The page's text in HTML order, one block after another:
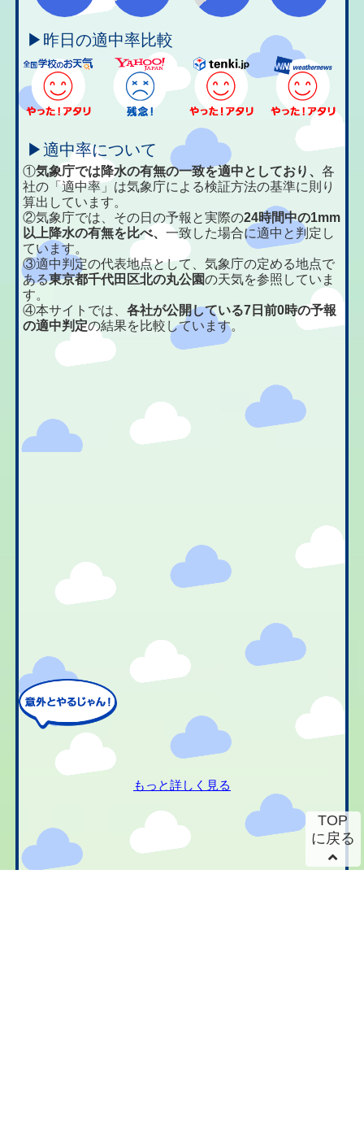
▶昨日の適中率比較
▶適中率について
①気象庁では降水の有無の一致を適中としており、各
社の「適中率」は気象庁による検証方法の基準に則り
算出しています。
②気象庁では、その日の予報と実際の24時間中の1mm
以上降水の有無を比べ、一致した場合に適中と判定し
ています。
③適中判定の代表地点として、気象庁の定める地点で
ある東京都千代田区北の丸公園の天気を参照していま
す。
④本サイトでは、各社が公開している7日前0時の予報
の適中判定の結果を比較しています。
もっと詳しく見る
TOP
に戻る